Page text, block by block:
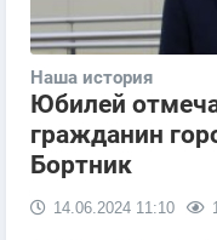
Наша история
Юбилей
гражданин
Бортник
14.06.2024 11:10